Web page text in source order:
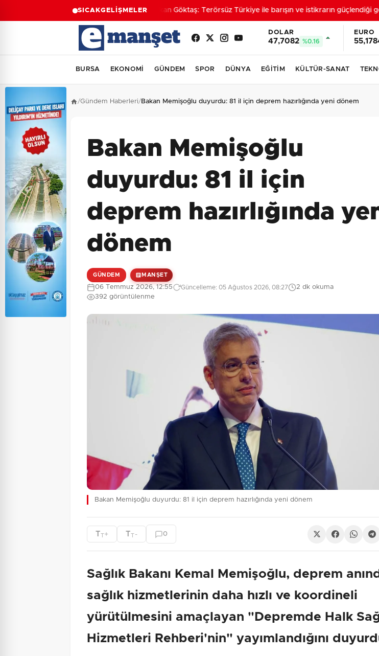
SICAKGELİŞMELERBakan Göktaş: Terörsüz Türkiye ile barışın ve istikrarın güçlendiği
DOLAR
47,7082 %0.16
EURO
BURSA EKONOMİ GÜNDEM SPOR DÜNYA EĞİTİM KÜLTÜR-SANAT
/Gündem Haberleri/Bakan Memişoğlu duyurdu: 81 il için deprem hazırlığında yeni dönem
Bakan Memişoğlu
duyurdu: 81 il için
deprem hazırlığında
dönem
GÜNDEM MANŞET
06 Temmuz 2026, 12:55 Güncelleme: 05 Ağustos 2026, 08:27
2 dk okuma
392 görüntülenme
Bakan Memişoğlu duyurdu: 81 il için deprem hazırlığında yeni dönem
TT+ TT - 0
Sağlık Bakanı Kemal Memişoğlu, deprem
sağlık hizmetlerinin daha hızlı ve koordineli
yürütülmesini amaçlayan "Depremde Halk
Hizmetleri Rehberi'nin" yayımlandığını